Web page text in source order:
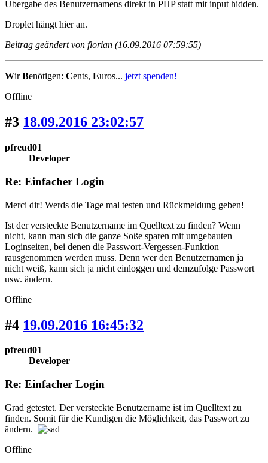
Übergabe des Benutzernamens direkt in PHP statt mit input hidden.
Droplet hängt hier an.
Beitrag geändert von florian (16.09.2016 07:59:55)
WirBenötigen: Cents, Euros... jetzt spenden!
Offline
#3 18.09.2016 23:02:57
pfreud01
Developer
Re: Einfacher Login
Merci dir! Werds die Tage mal testen und Rückmeldung geben!
Ist der versteckte Benutzername im Quelltext zu finden? Wenn
nicht, kann man sich die ganze Soße sparen mit umgebauten
Loginseiten, bei denen die Passwort-Vergessen-Funktion
rausgenommen werden muss. Denn wer den Benutzernamen ja
nicht weiß, kann sich ja nicht einloggen und demzufolge Passwort
usw. ändern.
Offline
#4 19.09.2016 16:45:32
pfreud01
Developer
Re: Einfacher Login
Grad getestet. Der versteckte Benutzername ist im Quelltext zu
finden. Somit für die Kundigen die Möglichkeit, das Passwort zu
ändern.
Offline